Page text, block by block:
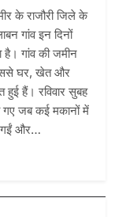
के राजौरी जिले के
गांव इन दिनों
गांव की जमीन
घर, खेत और
हुई हैं। रविवार सुबह
गए जब कई मकानों में
गईं और…